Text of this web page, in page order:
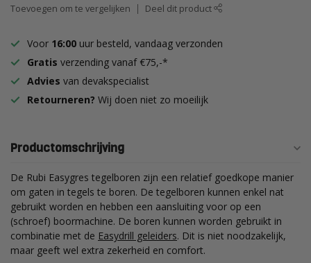
Toevoegen om te vergelijken Deel dit product
Voor 16:00 uur besteld, vandaag verzonden
Gratis verzending vanaf €75,-*
Advies van devakspecialist
Retourneren? Wij doen niet zo moeilijk
Productomschrijving
De Rubi Easygres tegelboren zijn een relatief goedkope manier
om gaten in tegels te boren. De tegelboren kunnen enkel nat
gebruikt worden en hebben een aansluiting voor op een
(schroef) boormachine. De boren kunnen worden gebruikt in
combinatie met de Easydrill geleiders. Dit is niet noodzakelijk,
maar geeft wel extra zekerheid en comfort.